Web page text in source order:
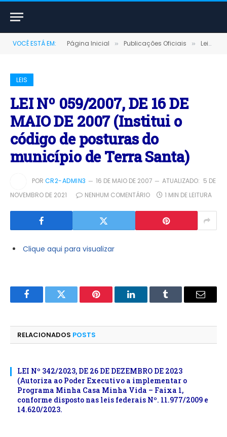
VOCÊ ESTÁ EM: Página Inicial » Publicações Oficiais » Leis
LEIS
LEI Nº 059/2007, DE 16 DE
MAIO DE 2007 (Institui o
código de posturas do
município de Terra Santa)
POR CR2-ADMIN3 16 DE MAIO DE 2007 ATUALIZADO: 5 DE
NOVEMBRO DE 2021
NENHUM COMENTÁRIO 1 MIN DE LEITURA
Clique aqui para visualizar
FacebookTwitter Pinterest LinkedInTumblr
E-
RELACIONADOS POSTS
LEI Nº 342/2023, DE 26 DE DEZEMBRO DE 2023
(Autoriza ao Poder Executivo a implementar o
Programa Minha Casa Minha Vida – Faixa 1,
conforme disposto nas leis federais Nº. 11.977/2009 e
14.620/2023.